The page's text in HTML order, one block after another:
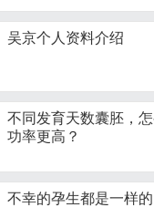
吴京个人资料介绍
不同发育天数囊胚，
功率更高？
不幸的孕生都是一样的